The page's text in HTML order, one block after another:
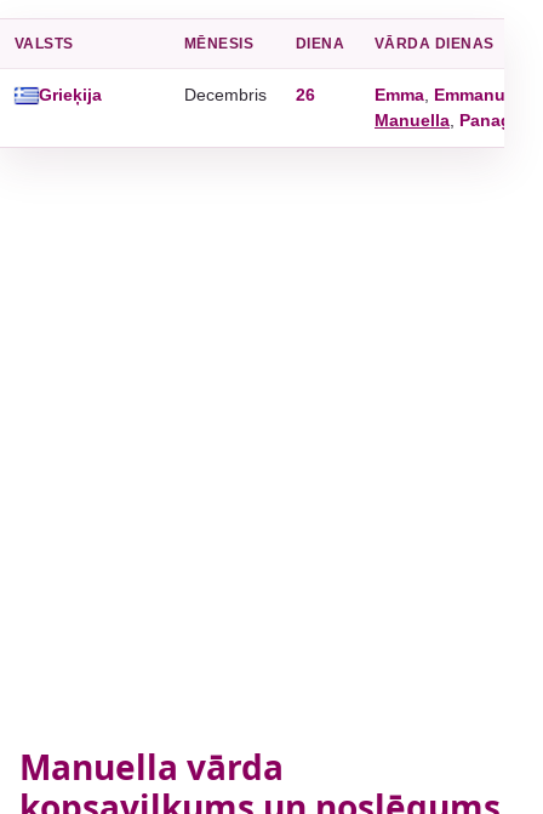
VALSTS MĒNESIS DIENA VĀRDA DIENAS
Grieķija Decembris 26 Emma Emmanuel
Manuella
Manuella vārda